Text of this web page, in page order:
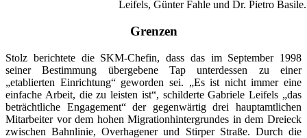
Leifels, Günter Fahle und Dr. Pietro Basile.
Grenzen
Stolz berichtete die SKM-Chefin, dass das im September 1998
seiner Bestimmung übergebene Tap unterdessen zu einer
„etablierten Einrichtung“ geworden sei. „Es ist nicht immer eine
einfache Arbeit, die zu leisten ist“, schilderte Gabriele Leifels „das
beträchtliche Engagement“ der gegenwärtig drei hauptamtlichen
Mitarbeiter vor dem hohen Migrationhintergrundes in dem Dreieck
zwischen Bahnlinie, Overhagener und Stirper Straße. Durch die